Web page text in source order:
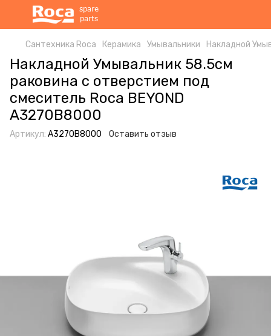
Сантехника Roca Керамика Умывальники Накладной
Накладной Умывальник 58.5см
раковина с отверстием под
смеситель Roca BEYOND
A3270B8000
Артикул: A3270B8000 Оставить отзыв